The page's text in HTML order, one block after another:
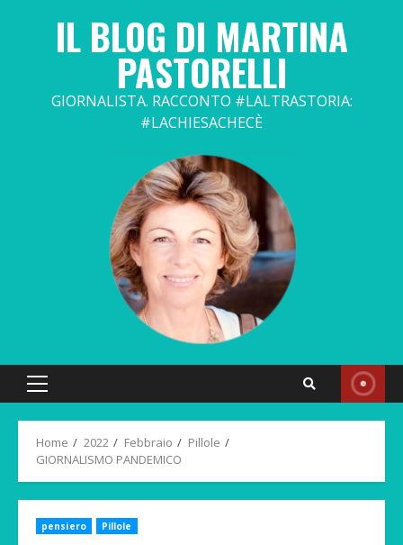
IL BLOG DI MARTINA
PASTORELLI
GIORNALISTA. RACCONTO #LALTRASTORIA:
#LACHIESACHECÈ
Primary
Home 2022 Febbraio
Pillole
GIORNALISMO PANDEMICO
pensiero Pillole